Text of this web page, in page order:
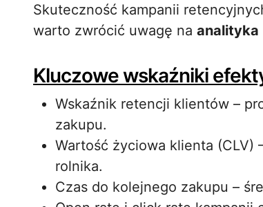
Skuteczność kampanii
warto zwrócić uwagę na analityka
Kluczowe wskaźniki
Wskaźnik retencji klientów –
zakupu.
Wartość życiowa klienta (CLV)
rolnika.
Czas do kolejnego zakupu –